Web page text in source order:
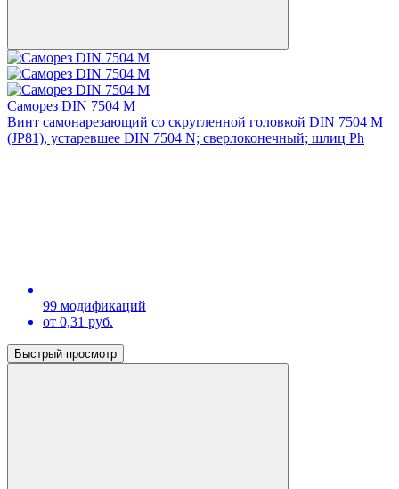
Саморез DIN 7504 M
Винт самонарезающий со скругленной головкой DIN 7504 М
(JP81), устаревшее DIN 7504 N; сверлоконечный; шлиц Ph
99 модификаций
от 0,31 руб.
Быстрый просмотр